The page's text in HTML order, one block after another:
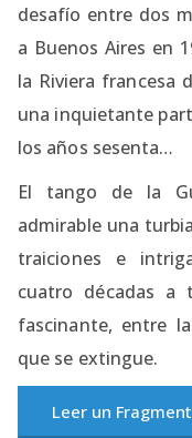
desafío entre dos
a Buenos Aires en
la Riviera francesa
una inquietante
los años sesenta…
El tango de la
admirable una
traiciones e
cuatro décadas a
fascinante, entre
que se extingue.
Leer un